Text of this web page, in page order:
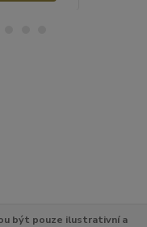
být pouze ilustrativní a